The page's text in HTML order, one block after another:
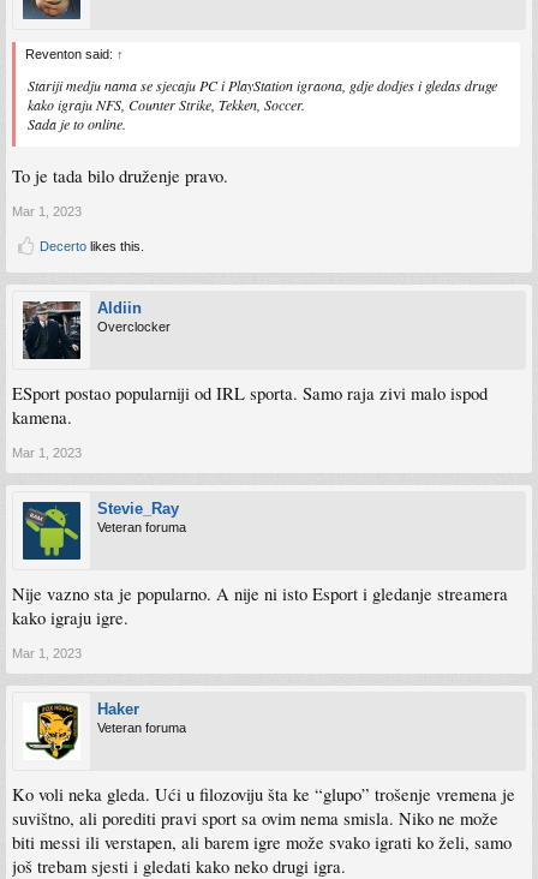
Reventon said: ↑
Stariji medju nama se sjecaju PC i PlayStation igraona, gdje dodjes i gledas druge
kako igraju NFS, Counter Strike, Tekken, Soccer.
Sada je to online.
To je tada bilo druženje pravo.
Mar 1, 2023
Decerto likes this.
Aldiin
Overclocker
ESport postao popularniji od IRL sporta. Samo raja zivi malo ispod
kamena.
Mar 1, 2023
Stevie_Ray
Veteran foruma
Nije vazno sta je popularno. A nije ni isto Esport i gledanje streamera
kako igraju igre.
Mar 1, 2023
Haker
Veteran foruma
Ko voli neka gleda. Ući u filozoviju šta ke “glupo” trošenje vremena je
suvištno, ali porediti pravi sport sa ovim nema smisla. Niko ne može
biti messi ili verstapen, ali barem igre može svako igrati ko želi, samo
još trebam sjesti i gledati kako neko drugi igra.